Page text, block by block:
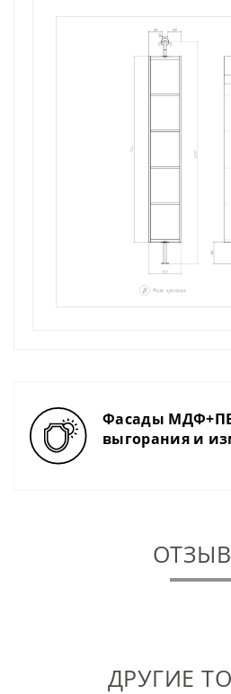
Фасады
выгорания и
ДРУГИЕ